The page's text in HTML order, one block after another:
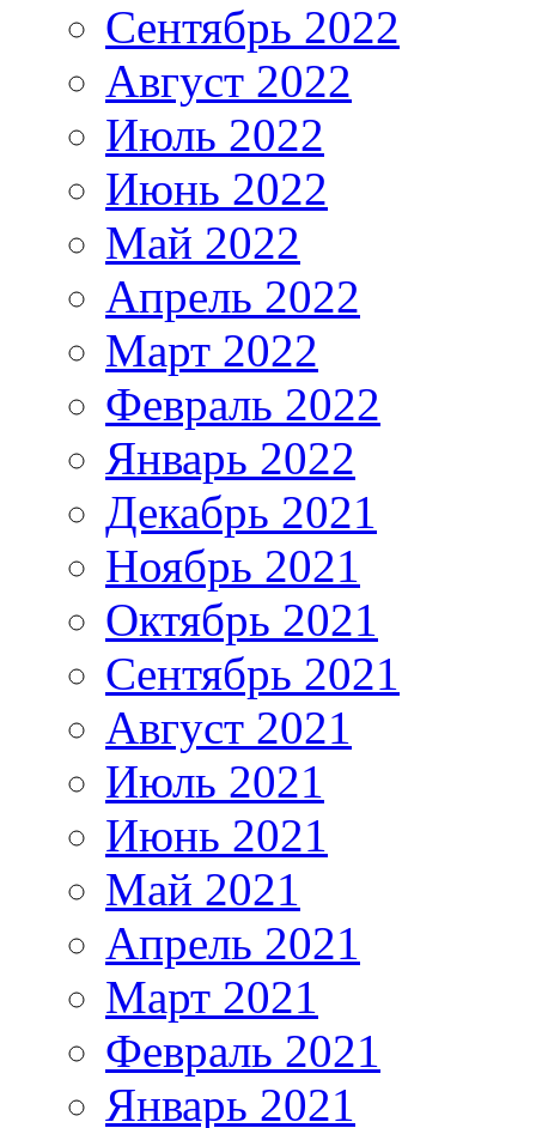
Сентябрь 2022
Август 2022
Июль 2022
Июнь 2022
Май 2022
Апрель 2022
Март 2022
Февраль 2022
Январь 2022
Декабрь 2021
Ноябрь 2021
Октябрь 2021
Сентябрь 2021
Август 2021
Июль 2021
Июнь 2021
Май 2021
Апрель 2021
Март 2021
Февраль 2021
Январь 2021